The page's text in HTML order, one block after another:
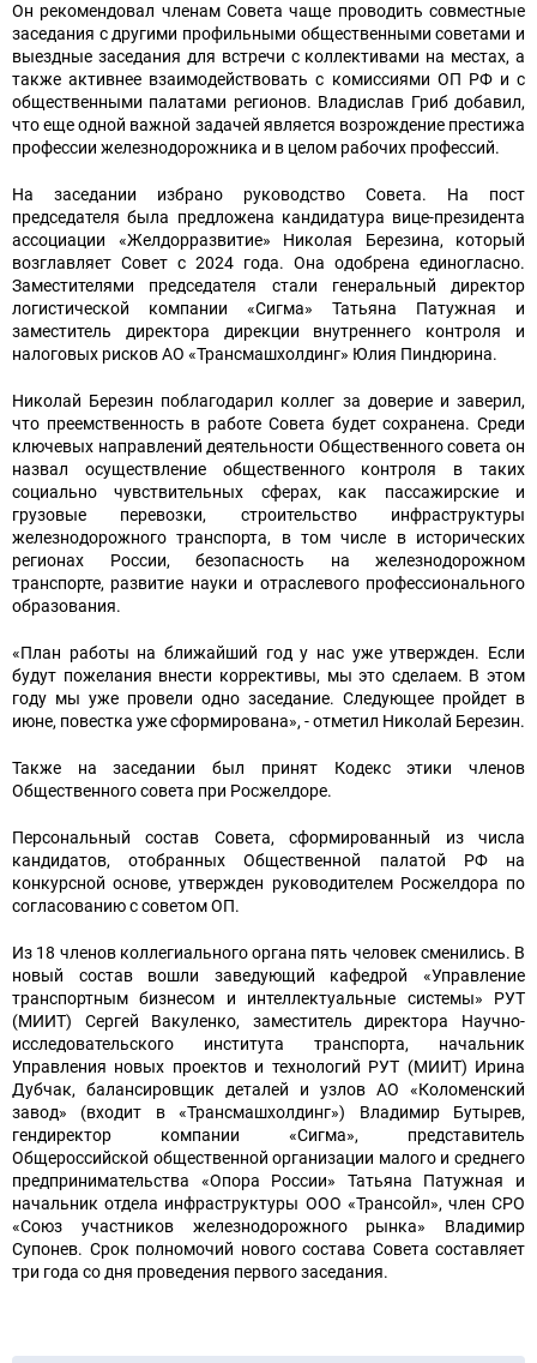
Он рекомендовал членам Совета чаще проводить совместные
заседания с другими профильными общественными советами и
выездные заседания для встречи с коллективами на местах, а
также активнее взаимодействовать с комиссиями ОП РФ и с
общественными палатами регионов. Владислав Гриб добавил,
что еще одной важной задачей является возрождение престижа
профессии железнодорожника и в целом рабочих профессий.
На заседании избрано руководство Совета. На пост
председателя была предложена кандидатура вице-президента
ассоциации «Желдорразвитие» Николая Березина, который
возглавляет Совет с 2024 года. Она одобрена единогласно.
Заместителями председателя стали генеральный директор
логистической компании «Сигма» Татьяна Патужная и
заместитель директора дирекции внутреннего контроля и
налоговых рисков АО «Трансмашхолдинг» Юлия Пиндюрина.
Николай Березин поблагодарил коллег за доверие и заверил,
что преемственность в работе Совета будет сохранена. Среди
ключевых направлений деятельности Общественного совета он
назвал осуществление общественного контроля в таких
социально чувствительных сферах, как пассажирские и
грузовые перевозки, строительство инфраструктуры
железнодорожного транспорта, в том числе в исторических
регионах России, безопасность на железнодорожном
транспорте, развитие науки и отраслевого профессионального
образования.
«План работы на ближайший год у нас уже утвержден. Если
будут пожелания внести коррективы, мы это сделаем. В этом
году мы уже провели одно заседание. Следующее пройдет в
июне, повестка уже сформирована», - отметил Николай Березин.
Также на заседании был принят Кодекс этики членов
Общественного совета при Росжелдоре.
Персональный состав Совета, сформированный из числа
кандидатов, отобранных Общественной палатой РФ на
конкурсной основе, утвержден руководителем Росжелдора по
согласованию с советом ОП.
Из 18 членов коллегиального органа пять человек сменились. В
новый состав вошли заведующий кафедрой «Управление
транспортным бизнесом и интеллектуальные системы» РУТ
(МИИТ) Сергей Вакуленко, заместитель директора Научно-
исследовательского института транспорта, начальник
Управления новых проектов и технологий РУТ (МИИТ) Ирина
Дубчак, балансировщик деталей и узлов АО «Коломенский
завод» (входит в «Трансмашхолдинг») Владимир Бутырев,
гендиректор компании «Сигма», представитель
Общероссийской общественной организации малого и среднего
предпринимательства «Опора России» Татьяна Патужная и
начальник отдела инфраструктуры ООО «Трансойл», член СРО
«Союз участников железнодорожного рынка» Владимир
Супонев. Срок полномочий нового состава Совета составляет
три года со дня проведения первого заседания.